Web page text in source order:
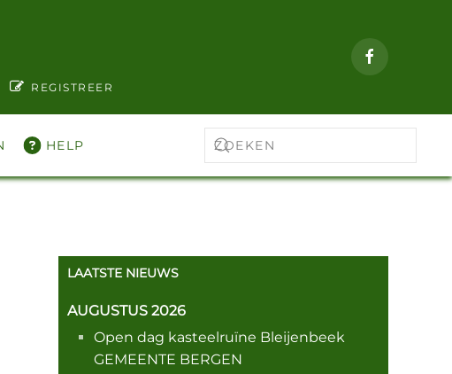
REGISTREER
HELP
LAATSTE NIEUWS
AUGUSTUS 2026
Open dag kasteelruïne Bleijenbeek
GEMEENTE BERGEN